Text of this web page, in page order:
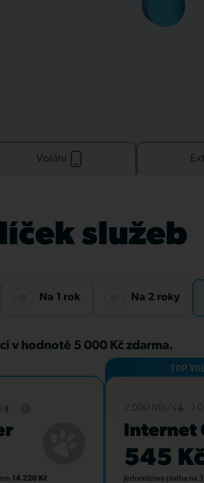
Volání
služeb
Na 1 rok Na 2 roky
v hodnotě 5 000 Kč zdarma.
14 220 Kč
Internet
545
Jednorázová platba na